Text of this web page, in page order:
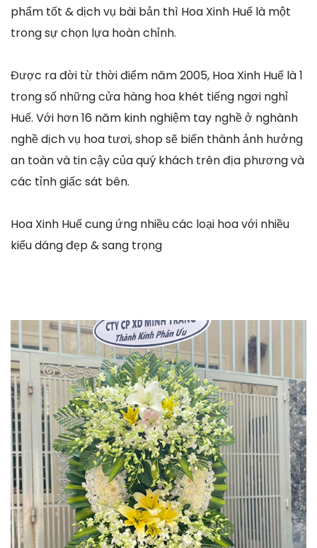
phẩm tốt & dịch vụ bài bản thì Hoa Xinh Huế là một
trong sự chọn lựa hoàn chỉnh.
Được ra đời từ thời điểm năm 2005, Hoa Xinh Huế là 1
trong số những cửa hàng hoa khét tiếng ngơi nghỉ
Huế. Với hơn 16 năm kinh nghiệm tay nghề ở nghành
nghề dịch vụ hoa tươi, shop sẽ biến thành ảnh hưởng
an toàn và tin cậy của quý khách trên địa phương và
các tỉnh giấc sát bên.
Hoa Xinh Huế cung ứng nhiều các loại hoa với nhiều
kiểu dáng đẹp & sang trọng